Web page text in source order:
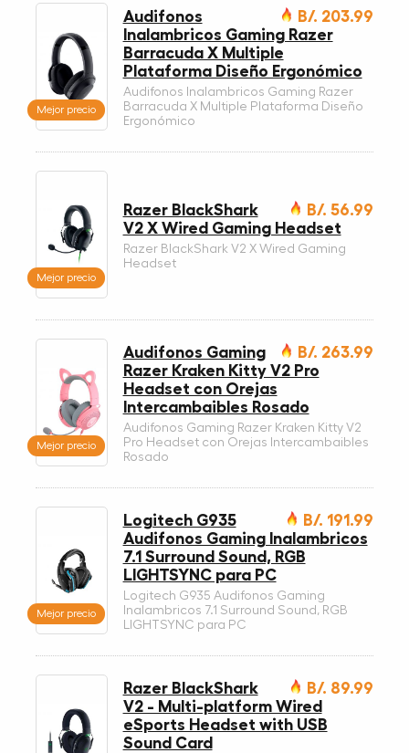
Mejor precio
B/. 203.99
Audifonos
Inalambricos Gaming Razer
Barracuda X Multiple
Plataforma Diseño Ergonómico
Audifonos Inalambricos Gaming Razer
Barracuda X Multiple Plataforma Diseño
Ergonómico
Mejor precio
B/. 56.99
Razer BlackShark
V2 X Wired Gaming Headset
Razer BlackShark V2 X Wired Gaming
Headset
Mejor precio
B/. 263.99
Audifonos Gaming
Razer Kraken Kitty V2 Pro
Headset con Orejas
Intercambaibles Rosado
Audifonos Gaming Razer Kraken Kitty V2
Pro Headset con Orejas Intercambaibles
Rosado
Mejor precio
B/. 191.99
Logitech G935
Audifonos Gaming Inalambricos
7.1 Surround Sound, RGB
LIGHTSYNC para PC
Logitech G935 Audifonos Gaming
Inalambricos 7.1 Surround Sound, RGB
LIGHTSYNC para PC
B/. 89.99
Razer BlackShark
V2 - Multi-platform Wired
eSports Headset with USB
Sound Card